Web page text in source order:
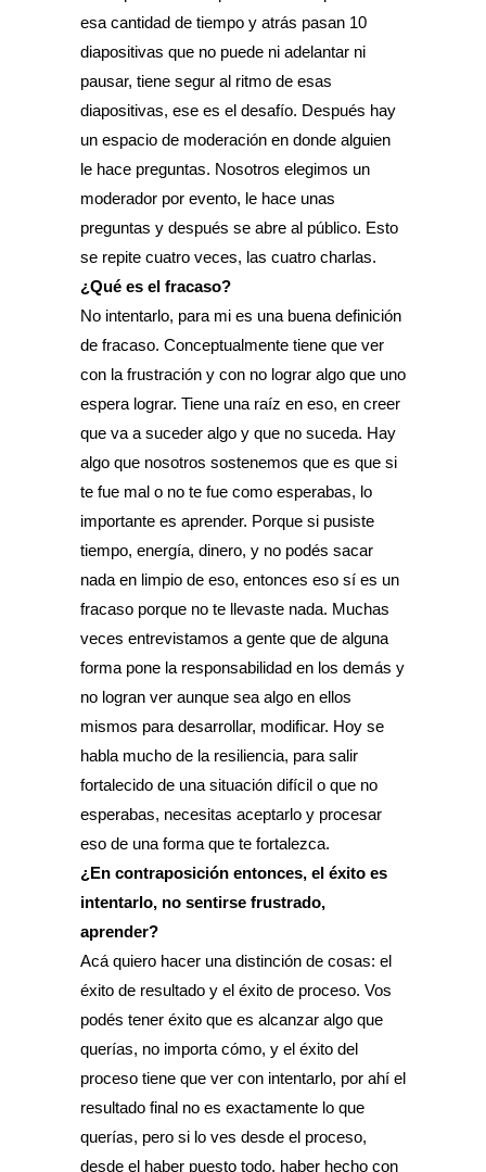
esa cantidad de tiempo y atrás pasan 10
diapositivas que no puede ni adelantar ni
pausar, tiene segur al ritmo de esas
diapositivas, ese es el desafío. Después hay
un espacio de moderación en donde alguien
le hace preguntas. Nosotros elegimos un
moderador por evento, le hace unas
preguntas y después se abre al público. Esto
se repite cuatro veces, las cuatro charlas.
¿Qué es el fracaso?
No intentarlo, para mi es una buena definición
de fracaso. Conceptualmente tiene que ver
con la frustración y con no lograr algo que uno
espera lograr. Tiene una raíz en eso, en creer
que va a suceder algo y que no suceda. Hay
algo que nosotros sostenemos que es que si
te fue mal o no te fue como esperabas, lo
importante es aprender. Porque si pusiste
tiempo, energía, dinero, y no podés sacar
nada en limpio de eso, entonces eso sí es un
fracaso porque no te llevaste nada. Muchas
veces entrevistamos a gente que de alguna
forma pone la responsabilidad en los demás y
no logran ver aunque sea algo en ellos
mismos para desarrollar, modificar. Hoy se
habla mucho de la resiliencia, para salir
fortalecido de una situación difícil o que no
esperabas, necesitas aceptarlo y procesar
eso de una forma que te fortalezca.
¿En contraposición entonces, el éxito es
intentarlo, no sentirse frustrado,
aprender?
Acá quiero hacer una distinción de cosas: el
éxito de resultado y el éxito de proceso. Vos
podés tener éxito que es alcanzar algo que
querías, no importa cómo, y el éxito del
proceso tiene que ver con intentarlo, por ahí el
resultado final no es exactamente lo que
querías, pero si lo ves desde el proceso,
desde el haber puesto todo, haber hecho con